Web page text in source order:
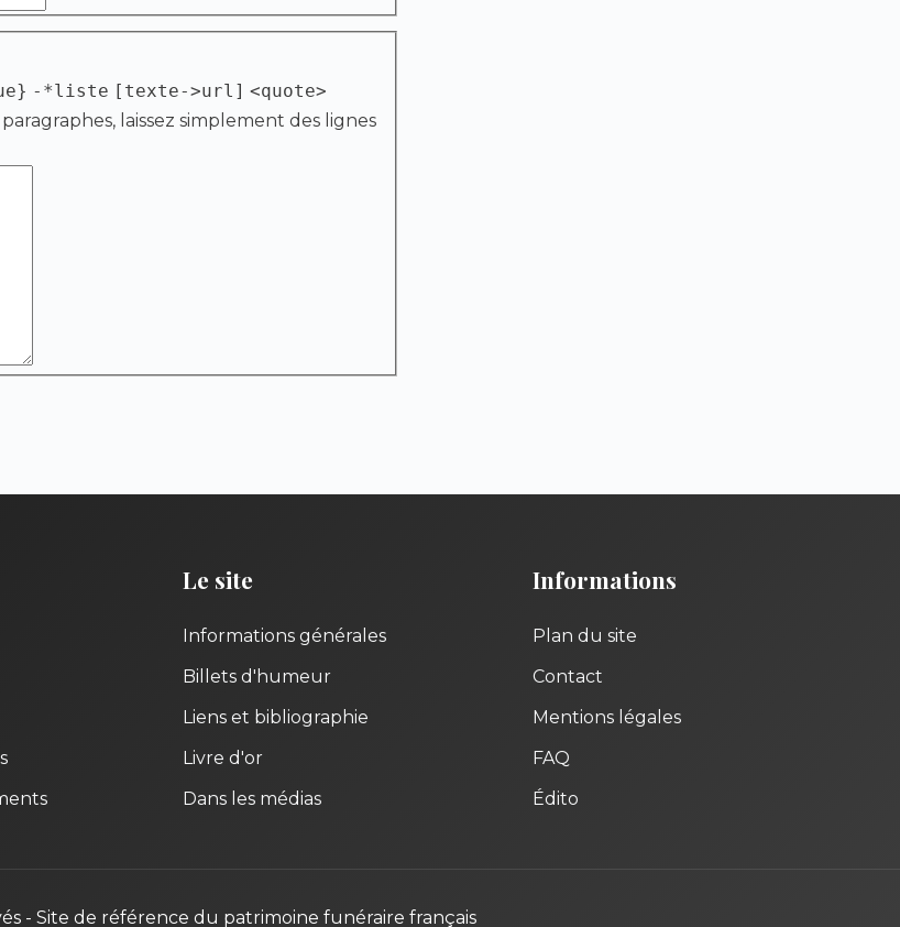
-*liste [texte->url] <quote>
laissez simplement des lignes
Le site
Informations générales
Billets d'humeur
Liens et bibliographie
Livre d'or
Dans les médias
Informations
Plan du site
Contact
Mentions légales
FAQ
Édito
- Site de référence du patrimoine funéraire français